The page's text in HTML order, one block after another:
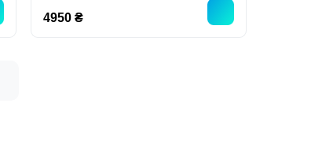
4950 ₴